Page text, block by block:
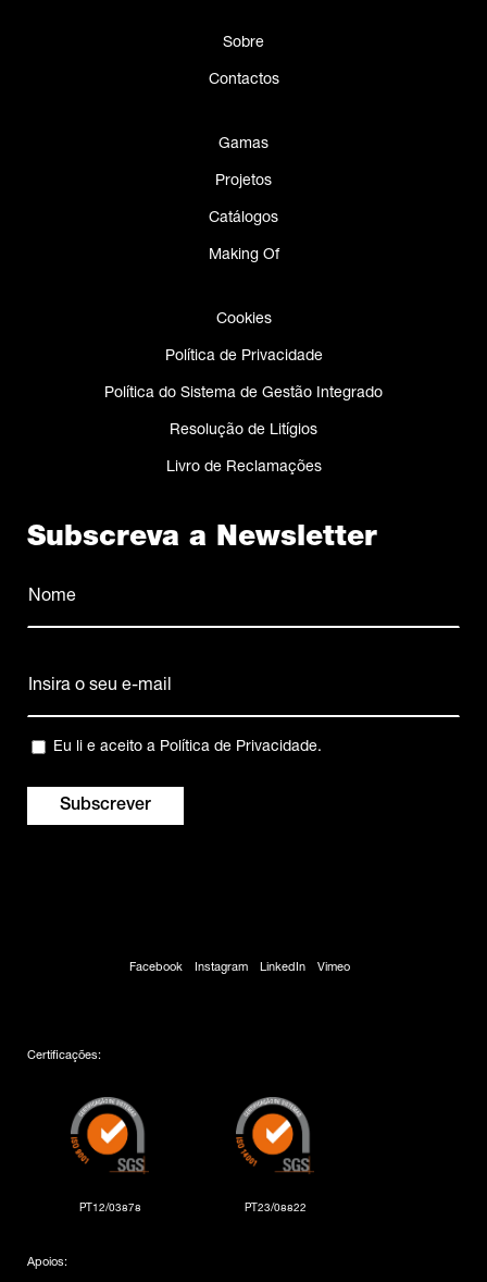
Sobre
Contactos
Gamas
Projetos
Catálogos
Making Of
Cookies
Política de Privacidade
Política do Sistema de Gestão Integrado
Resolução de Litígios
Livro de Reclamações
Subscreva a Newsletter
Privacidade
Eu li e aceito a Política de Privacidade.
Certificações:
PT12/03878 PT23/08822
Apoios:
Facebook Instagram LinkedIn Vimeo